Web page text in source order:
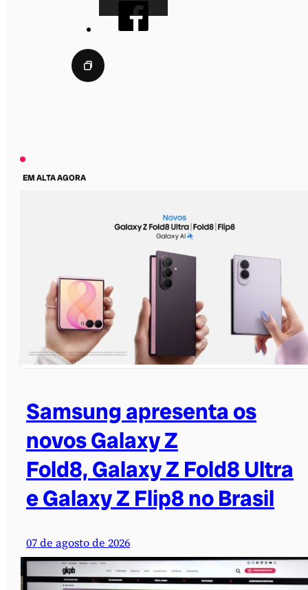
EM ALTA AGORA
Samsung apresenta os
novos Galaxy Z
Fold8, Galaxy Z Fold8 Ultra
e Galaxy Z Flip8 no Brasil
07 de agosto de 2026